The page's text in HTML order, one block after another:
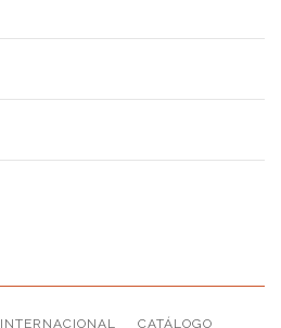
INTERNACIONAL CATÁLOGO